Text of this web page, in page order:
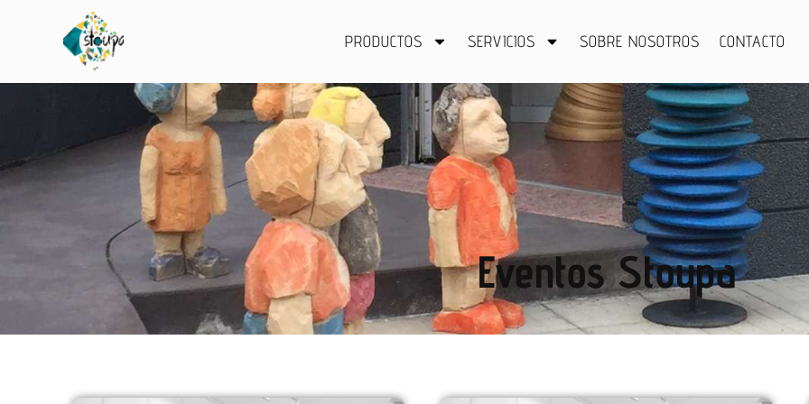
PRODUCTOS SERVICIOS SOBRE NOSOTROS CONTACTO
Eventos Stoupa